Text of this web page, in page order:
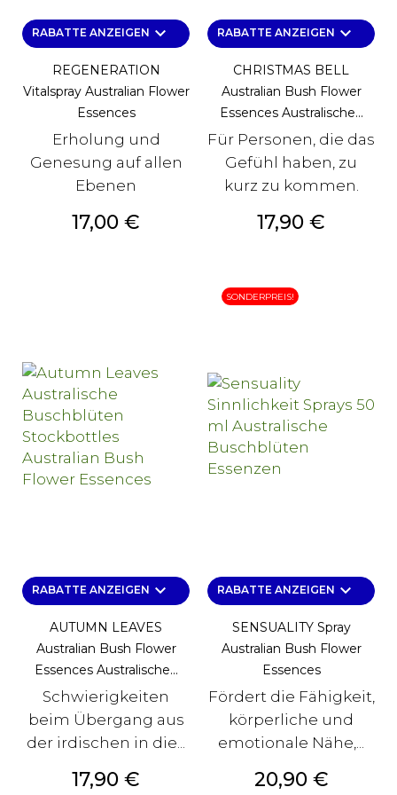
RABATTE ANZEIGEN keyboard_arrow_down
REGENERATION
Vitalspray Australian Flower
Essences
Erholung und
Genesung auf allen
Ebenen
Preis
17,00 €
RABATTE ANZEIGEN keyboard_arrow_down
CHRISTMAS BELL
Australian Bush Flower
Essences Australische...
Für Personen, die das
Gefühl haben, zu
kurz zu kommen.
Preis
17,90 €
RABATTE ANZEIGEN keyboard_arrow_down
AUTUMN LEAVES
Australian Bush Flower
Essences Australische...
Schwierigkeiten
beim Übergang aus
der irdischen in die...
Preis
17,90 €
RABATTE ANZEIGEN keyboard_arrow_down
SENSUALITY Spray
Australian Bush Flower
Essences
Fördert die Fähigkeit,
körperliche und
emotionale Nähe,...
Preis
20,90 €
SONDERPREIS!